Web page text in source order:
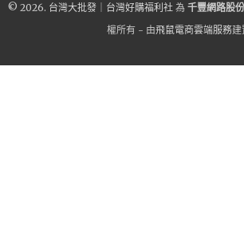
© 2026. 台灣大批發｜台灣好購福利社 為 千豐網路股
權所有 - 由飛鼠電商雲端服務建